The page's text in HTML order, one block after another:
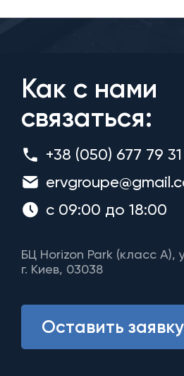
Как с нами
связаться:
+38 (050) 677 79 31
с 09:00 до 18:00
БЦ Horizon Park (класс A),
г. Киев, 03038
Оставить заявку